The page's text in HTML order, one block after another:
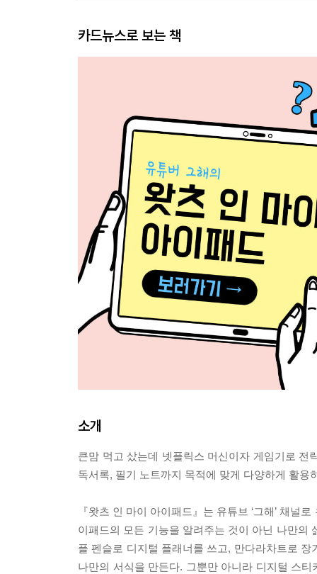
카드뉴스로 보는 책
소개
큰맘 먹고 샀는데 넷플릭스 머신이자 게임기로
독서록, 필기 노트까지 목적에 맞게 다양하게 활
『왓츠 인 마이 아이패드』는 유튜브 ‘그해’ 채널
이패드의 모든 기능을 알려주는 것이 아닌 나만의
플 펜슬로 디지털 플래너를 쓰고, 만다라차트로
나만의 서식을 만든다. 그뿐만 아니라 디지털 스